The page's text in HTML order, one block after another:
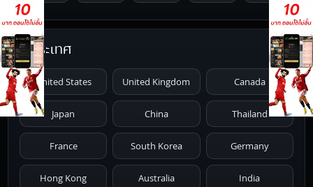
1996 1995 1994 1993 1992
1991 1987
1986 1985 1984 1983 1982
1981 1980 1979 1978 1977
1976 1975 1974 1973 1972
ประเทศ
United States United Kingdom Canada
Japan China Thailand
France South Korea Germany
Hong Kong Australia India